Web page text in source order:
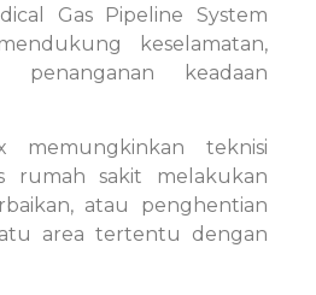
Gas Pipeline System
keselamatan,
penanganan keadaan
memungkinkan teknisi
rumah sakit melakukan
atau penghentian
area tertentu dengan